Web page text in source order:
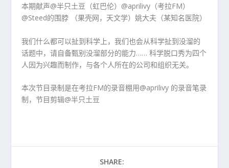
本期献声@半只土豆（虹巴伦）@aprilivy（考拉FM）
@Steed的围脖 （果壳网，天文学）姚大夫（某知名医院）
我们什么都可以扯到科学上，我们也会从科学扯到没溜的
话题中，请自备甄别没溜部分的能力…… 科学脱口秀为四个
人因为兴趣而制作，与各个人所在的公司和组织无关。
本次节目录制是在考拉FM的录音棚用@aprilivy 的录音笔录
制，节目剪辑@半只土豆
SHARE: